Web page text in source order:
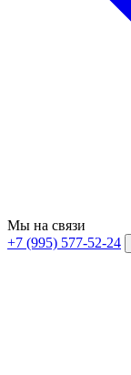
Мы на связи
+7 (995) 577-52-24